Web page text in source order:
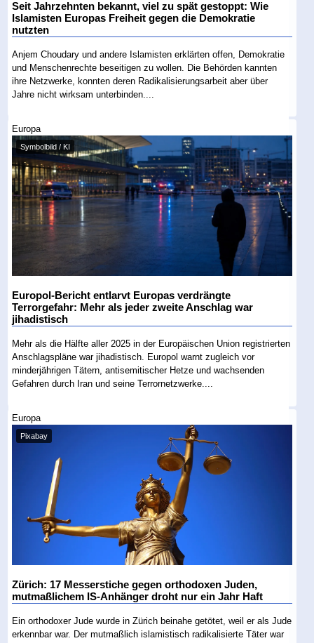
Seit Jahrzehnten bekannt, viel zu spät gestoppt: Wie
Islamisten Europas Freiheit gegen die Demokratie
nutzten
Anjem Choudary und andere Islamisten erklärten offen, Demokratie
und Menschenrechte beseitigen zu wollen. Die Behörden kannten
ihre Netzwerke, konnten deren Radikalisierungsarbeit aber über
Jahre nicht wirksam unterbinden....
Europa
Symbolbild / KI
Europol-Bericht entlarvt Europas verdrängte
Terrorgefahr: Mehr als jeder zweite Anschlag war
jihadistisch
Mehr als die Hälfte aller 2025 in der Europäischen Union registrierten
Anschlagspläne war jihadistisch. Europol warnt zugleich vor
minderjährigen Tätern, antisemitischer Hetze und wachsenden
Gefahren durch Iran und seine Terrornetzwerke....
Europa
Pixabay
Zürich: 17 Messerstiche gegen orthodoxen Juden,
mutmaßlichem IS-Anhänger droht nur ein Jahr Haft
Ein orthodoxer Jude wurde in Zürich beinahe getötet, weil er als Jude
erkennbar war. Der mutmaßlich islamistisch radikalisierte Täter war